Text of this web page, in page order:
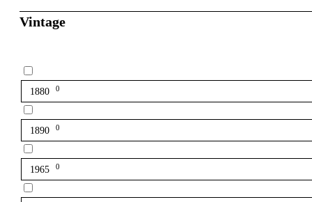
Vintage
1880 0
1890 0
1965 0